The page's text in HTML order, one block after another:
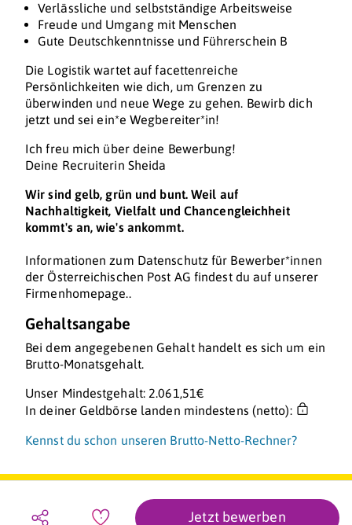
Verlässliche und selbstständige Arbeitsweise
Freude und Umgang mit Menschen
Gute Deutschkenntnisse und Führerschein B
Die Logistik wartet auf facettenreiche
Persönlichkeiten wie dich, um Grenzen zu
überwinden und neue Wege zu gehen. Bewirb dich
jetzt und sei ein*e Wegbereiter*in!
Ich freu mich über deine Bewerbung!
Deine Recruiterin Sheida
Wir sind gelb, grün und bunt. Weil auf
Nachhaltigkeit, Vielfalt und Chancengleichheit
kommt's an, wie's ankommt.
Informationen zum Datenschutz für Bewerber*innen
der Österreichischen Post AG findest du auf unserer
Firmenhomepage..
Gehaltsangabe
Bei dem angegebenen Gehalt handelt es sich um ein
Brutto-Monatsgehalt.
Unser Mindestgehalt: 2.061,51€
In deiner Geldbörse landen mindestens (netto):
Kennst du schon unseren Brutto-Netto-Rechner?
Jetzt bewerben